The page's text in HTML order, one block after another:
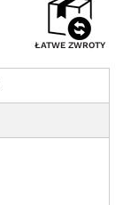
ŁATWE ZWROTY